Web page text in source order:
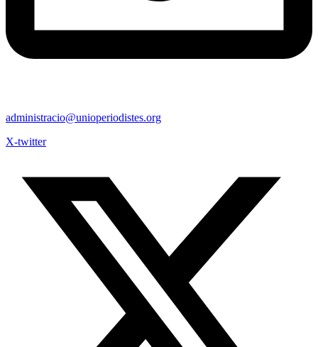
administracio@unioperiodistes.org
X-twitter